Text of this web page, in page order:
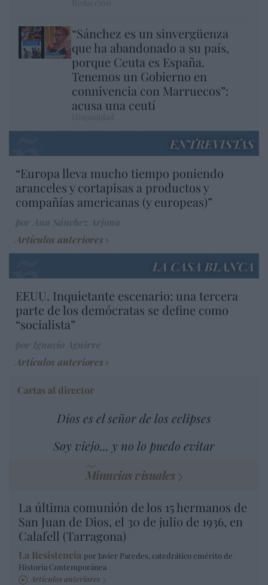
“Sánchez es un sinvergüenza
que ha abandonado a su país,
porque Ceuta es España.
Tenemos un Gobierno en
connivencia con Marruecos”:
acusa una ceutí
ENTREVISTAS
“Europa lleva mucho tiempo poniendo
aranceles y cortapisas a productos y
compañías americanas (y europeas)”
Artículos anteriores
LA CASA BLANCA
EEUU. Inquietante escenario: una tercera
parte de los demócratas se define como
“socialista”
Artículos anteriores
Cartas al director
Dios es el señor de los eclipses
Soy viejo... y no lo puedo evitar
Minucias visuales
La última comunión de los 15 hermanos de
San Juan de Dios, el 30 de julio de 1936, en
Calafell (Tarragona)
La Resistencia por Javier Paredes, catedrático emérito de
Historia Contemporánea
Artículos anteriores